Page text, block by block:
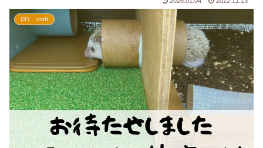
DIY・craft